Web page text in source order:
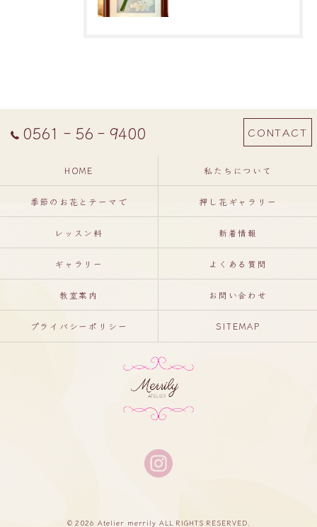
0561‐56‐9400 CONTACT
HOME 私たちについて
季節のお花とテーマで 押し花ギャラリー
レッスン料 新着情報
ギャラリー よくある質問
教室案内 お問い合わせ
プライバシーポリシー SITEMAP
© 2026 Atelier merrily ALL RIGHTS RESERVED.